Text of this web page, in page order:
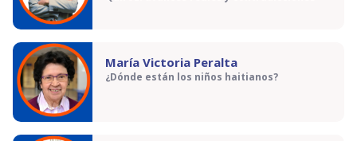
María Victoria Peralta
¿Dónde están los niños haitianos?